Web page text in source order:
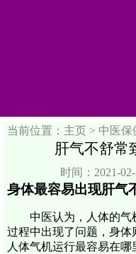
当前位置：主页 > 中医保
肝气不舒常
时间：2021-
身体最容易出现肝气
中医认为，人体的气
过程中出现了问题，身体
人体气机运行最容易在哪